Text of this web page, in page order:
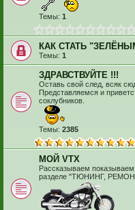
Темы: 1
КАК СТАТЬ
Темы: 1
ЗДРАВСТВУЙТЕ !!!
Оставь свой след, всяк
Представляемся и
соклубников.
Темы: 2385
МОЙ VTX
Рассказываем
разделе "ТЮНИНГ,